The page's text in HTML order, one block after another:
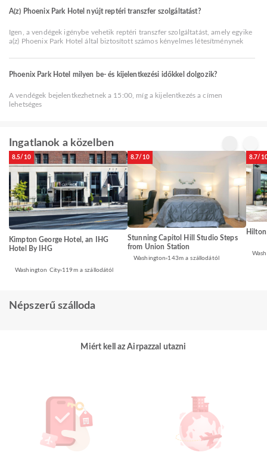
A(z) Phoenix Park Hotel nyújt reptéri transzfer szolgáltatást?
Igen, a vendégek igénybe vehetik reptéri transzfer szolgáltatást, amely egyike
a(z) Phoenix Park Hotel által biztosított számos kényelmes létesítménynek
Phoenix Park Hotel milyen be- és kijelentkezési időkkel dolgozik?
A vendégek bejelentkezhetnek a 15:00, míg a kijelentkezés a címen
lehetséges
Ingatlanok a közelben
8.5/10
Kimpton George Hotel, an IHG
Hotel By IHG
Washington City 119m a szállodától
8.7/10
Stunning Capitol Hill Studio Steps
from Union Station
Washington 143m a szállodától
8.7/
Népszerű szálloda
Miért kell az Airpazzal utazni